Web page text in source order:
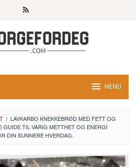
MENU
/ LAVKARBO KNEKKEBRØD MED FETT OG
GUIDE TIL VARIG METTHET OG ENERGI
DIN SUNNERE HVERDAG.